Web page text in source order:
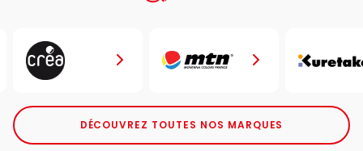
DÉCOUVREZ TOUTES NOS MARQUES